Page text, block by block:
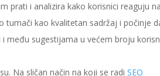
prati i analizira kako korisnici reaguju na
tumači kao kvalitetan sadržaj i počinje
među sugestijama u većem broju
Na sličan način na koji se radiSEO